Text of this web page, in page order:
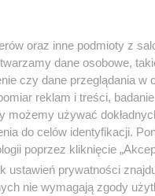
oraz inne podmioty z
dane osobowe,
czy dane przeglądania
reklam i treści,
możemy używać
do celów identyfikacji.
poprzez kliknięcie
ustawień prywatności
nie wymagają zgody